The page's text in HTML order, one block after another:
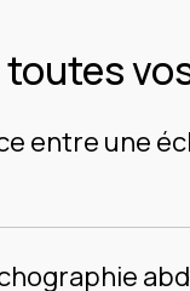
toutes
entre une
ultrasons – mais